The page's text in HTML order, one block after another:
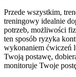
Przede wszystkim,
treningowy idealnie
potrzeb, możliwości
ten sposób ryzyka
wykonaniem ćwiczeń
Twoją postawę,
monitoruje Twoje